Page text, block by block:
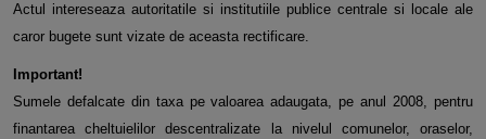
Actul intereseaza autoritatile si institutiile publice centrale si locale ale
caror bugete sunt vizate de aceasta rectificare.
Important!
Sumele defalcate din taxa pe valoarea adaugata, pe anul 2008, pentru
finantarea cheltuielilor descentralizate la nivelul comunelor, oraselor,